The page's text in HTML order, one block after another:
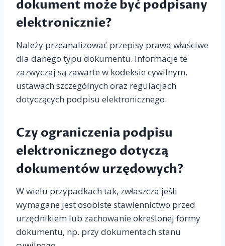
dokument może być podpisany
elektronicznie?
Należy przeanalizować przepisy prawa właściwe
dla danego typu dokumentu. Informacje te
zazwyczaj są zawarte w kodeksie cywilnym,
ustawach szczególnych oraz regulacjach
dotyczących podpisu elektronicznego.
Czy ograniczenia podpisu
elektronicznego dotyczą
dokumentów urzędowych?
W wielu przypadkach tak, zwłaszcza jeśli
wymagane jest osobiste stawiennictwo przed
urzędnikiem lub zachowanie określonej formy
dokumentu, np. przy dokumentach stanu